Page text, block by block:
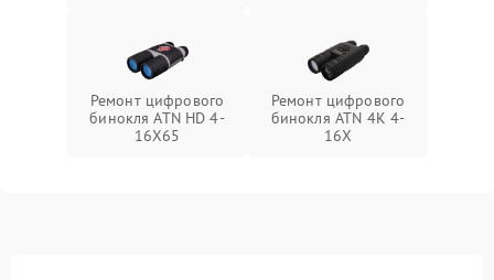
Ремонт цифрового
бинокля ATN HD 4-
16X65
Ремонт цифрового
бинокля ATN 4K 4-
16X